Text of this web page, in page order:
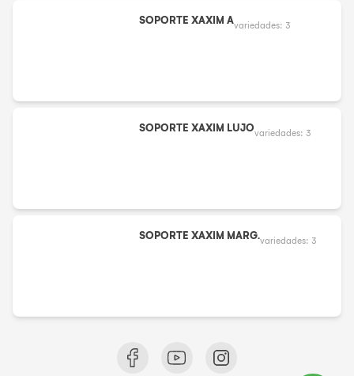
SOPORTE XAXIM Avariedades: 3
SOPORTE XAXIM LUJOvariedades: 3
SOPORTE XAXIM MARG.variedades: 3